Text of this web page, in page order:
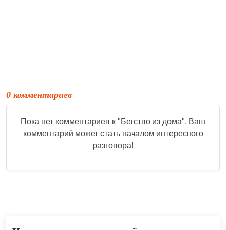
0 комментариев
Пока нет комментариев к "Бегство из дома". Ваш
комментарий может стать началом интересного
разговора!